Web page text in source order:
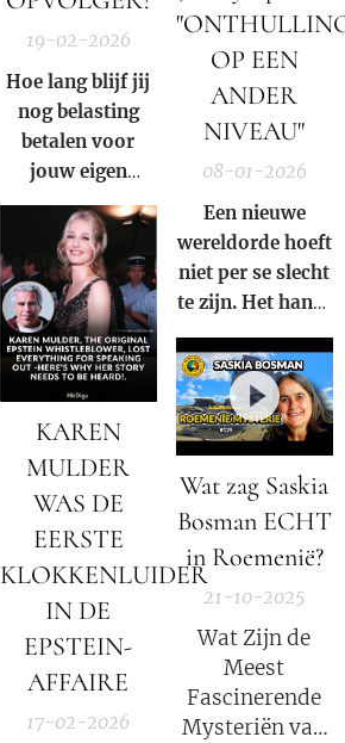
19-02-2026
Hoe lang blijf jij
nog belasting
betalen voor
jouw eigen
ondergang?
KAREN
MULDER
WAS DE
EERSTE
KLOKKENLUIDER
IN DE
EPSTEIN-
AFFAIRE
17-02-2026
OP EEN
ANDER
NIVEAU"
08-01-2026
Een nieuwe
wereldorde hoeft
niet per se slecht
te zijn. Het hangt
ervan af wie
erachter zit. Dit
gaat niet over de
wereldorde van
de 'deep state'.
Het gaat over
een wereldorde
welvaart. Het
gouden tijdperk.
Wat zag Saskia
Bosman ECHT
in Roemenië?
21-10-2025
Wat Zijn de
Meest
Fascinerende
Mysteriën van